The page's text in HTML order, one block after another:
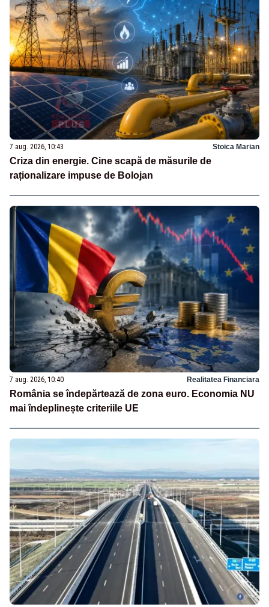
7 aug. 2026, 10:43 Stoica Marian
Criza din energie. Cine scapă de măsurile de
raționalizare impuse de Bolojan
7 aug. 2026, 10:40 Realitatea Financiara
România se îndepărtează de zona euro. Economia NU
mai îndeplinește criteriile UE